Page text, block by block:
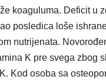
koaguluma. Deficit u
posledica loše
nutrijenata.
K pre svega zbog
Kod osoba sa